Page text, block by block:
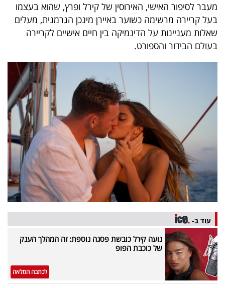
מייל
אדום
עקבו
אחרינו:
מעבר לסיפור האישי, האירוסין של קירל ופרץ, שהוא בעצמו
בעל קריירה מרשימה כשוער באיירן מינכן הגרמנית, מעלים
שאלות מעניינות על הדינמיקה בין חיים אישיים לקריירה
בעולם הבידור והספורט.
עוד ב-
נועה קירל כובשת פסגה נוספת: זה המהלך הענק
של כוכבת הפופ
לכתבה המלאה